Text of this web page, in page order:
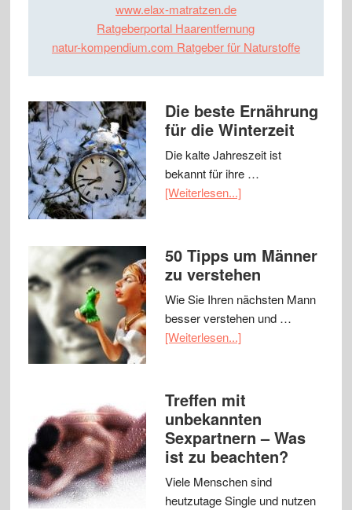
www.elax-matratzen.de
Ratgeberportal Haarentfernung
natur-kompendium.com Ratgeber für Naturstoffe
Die beste Ernährung
für die Winterzeit
Die kalte Jahreszeit ist
bekannt für ihre …
[Weiterlesen...]
50 Tipps um Männer
zu verstehen
Wie Sie Ihren nächsten Mann
besser verstehen und …
[Weiterlesen...]
Treffen mit
unbekannten
Sexpartnern – Was
ist zu beachten?
Viele Menschen sind
heutzutage Single und nutzen